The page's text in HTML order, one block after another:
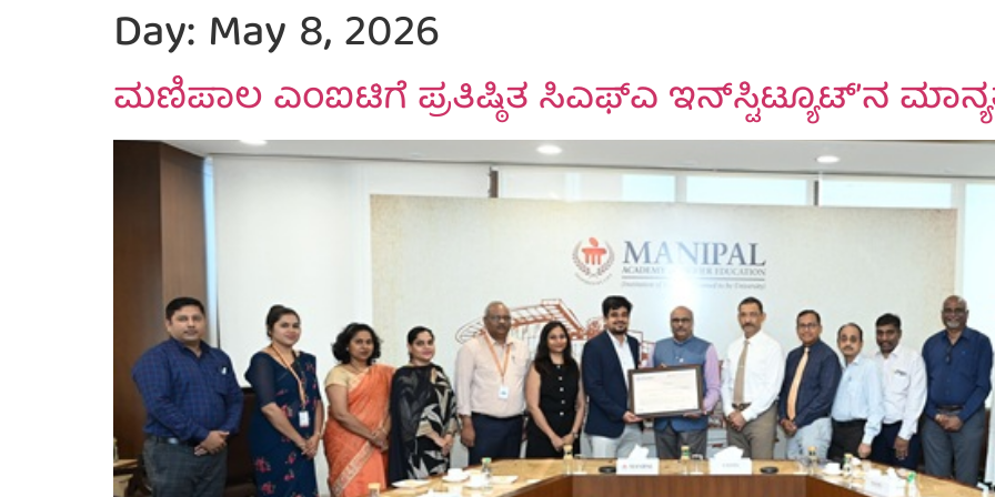
Day: May 8, 2026
ಮಣಿಪಾಲ ಎಂಐಟಿಗೆ ಪ್ರತಿಷ್ಠಿತ ಸಿಎಫ್‌ಎ ಇನ್‌ಸ್ಟಿಟ್ಯೂಟ್’ನ